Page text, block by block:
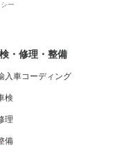
ー
・修理・整備
入車コーディング
検
理
備